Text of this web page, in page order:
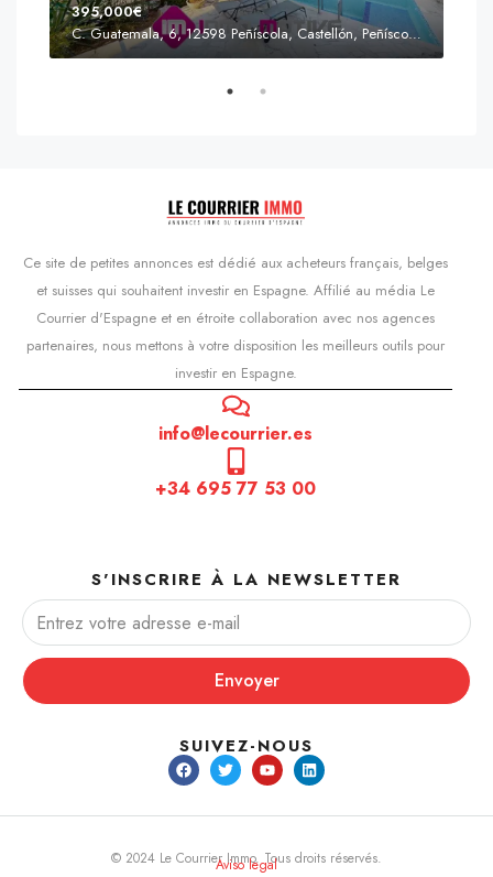
395,000€
C. Guatemala, 6, 12598 Peñíscola, Castellón, Peñíscola, Communauté valencienne
Ce site de petites annonces est dédié aux acheteurs français, belges
et suisses qui souhaitent investir en Espagne. Affilié au média Le
Courrier d'Espagne et en étroite collaboration avec nos agences
partenaires, nous mettons à votre disposition les meilleurs outils pour
investir en Espagne.
info@lecourrier.es
+34 695 77 53 00
S'INSCRIRE À LA NEWSLETTER
Envoyer
SUIVEZ-NOUS
© 2024 Le Courrier Immo. Tous droits réservés.
Aviso legal